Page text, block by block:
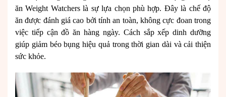
ăn Weight Watchers là sự lựa chọn phù hợp. Đây là chế độ
ăn được đánh giá cao bởi tính an toàn, không cực đoan trong
việc tiếp cận đồ ăn hàng ngày. Cách sắp xếp dinh dưỡng
giúp giảm béo bụng hiệu quả trong thời gian dài và cải thiện
sức khỏe.